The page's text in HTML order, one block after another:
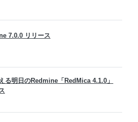
7.0.0 リリース
る明日のRedmine「RedMica 4.1.0」